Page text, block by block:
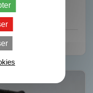
29/24